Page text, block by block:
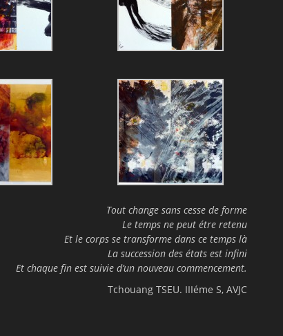
Tout change sans cesse de forme
Le temps ne peut étre retenu
Et le corps se transforme dans ce temps là
La succession des états est infini
Et chaque fin est suivie d’un nouveau commencement.
Tchouang TSEU. IIIéme S, AVJC